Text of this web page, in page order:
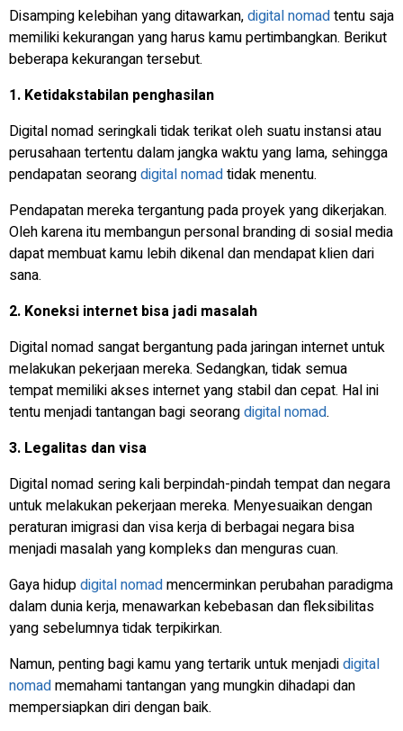
Disamping kelebihan yang ditawarkan,digital nomadtentu saja
memiliki kekurangan yang harus kamu pertimbangkan. Berikut
beberapa kekurangan tersebut.
1. Ketidakstabilan penghasilan
Digital nomad seringkali tidak terikat oleh suatu instansi atau
perusahaan tertentu dalam jangka waktu yang lama, sehingga
pendapatan seorangdigital nomadtidak menentu.
Pendapatan mereka tergantung pada proyek yang dikerjakan.
Oleh karena itu membangun personal branding di sosial media
dapat membuat kamu lebih dikenal dan mendapat klien dari
sana.
2. Koneksi internet bisa jadi masalah
Digital nomad sangat bergantung pada jaringan internet untuk
melakukan pekerjaan mereka. Sedangkan, tidak semua
tempat memiliki akses internet yang stabil dan cepat. Hal ini
tentu menjadi tantangan bagi seorangdigital nomad.
3. Legalitas dan visa
Digital nomad sering kali berpindah-pindah tempat dan negara
untuk melakukan pekerjaan mereka. Menyesuaikan dengan
peraturan imigrasi dan visa kerja di berbagai negara bisa
menjadi masalah yang kompleks dan menguras cuan.
Gaya hidupdigital nomadmencerminkan perubahan paradigma
dalam dunia kerja, menawarkan kebebasan dan fleksibilitas
yang sebelumnya tidak terpikirkan.
Namun, penting bagi kamu yang tertarik untuk menjadidigital
nomadmemahami tantangan yang mungkin dihadapi dan
mempersiapkan diri dengan baik.